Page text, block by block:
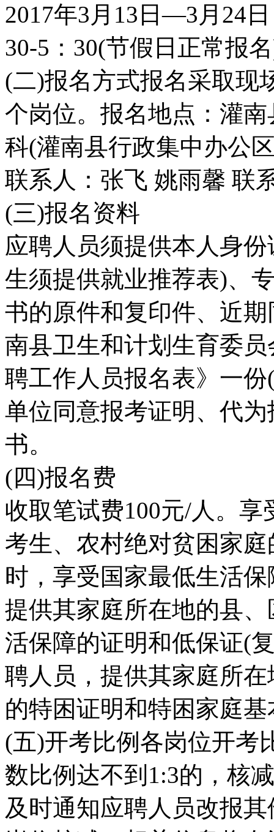
2017年3月13日—3月24
30-5：30(节假日正常报
(二)报名方式报名采取现
个岗位。报名地点：灌
科(灌南县行政集中办公
联系人：张飞 姚雨馨 联
(三)报名资料
应聘人员须提供本人身
生须提供就业推荐表)、
书的原件和复印件、近
南县卫生和计划生育委
聘工作人员报名表》一
单位同意报考证明、代
书。
(四)报名费
收取笔试费100元/人。
考生、农村绝对贫困家
时，享受国家最低生活
提供其家庭所在地的县
活保障的证明和低保证(
聘人员，提供其家庭所
的特困证明和特困家庭
(五)开考比例各岗位开考
数比例达不到1:3的，核
及时通知应聘人员改报